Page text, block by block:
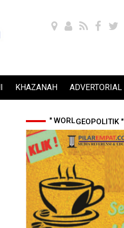
KHAZANAH ADVERTORIAL
" WORLD CUP 2026 & KONFLIK GEOPOLITIK "